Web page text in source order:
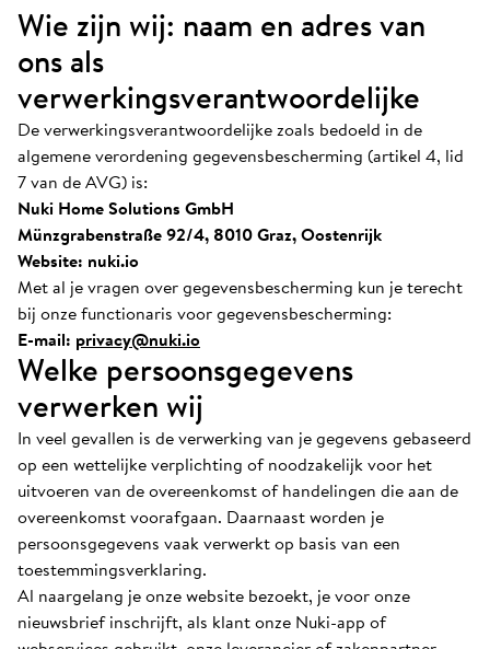
Wie zijn wij: naam en adres van
ons als
verwerkingsverantwoordelijke
De verwerkingsverantwoordelijke zoals bedoeld in de
algemene verordening gegevensbescherming (artikel 4, lid
7 van de AVG) is:
Nuki Home Solutions GmbH
Münzgrabenstraße 92/4, 8010 Graz, Oostenrijk
Website: nuki.io
Met al je vragen over gegevensbescherming kun je terecht
bij onze functionaris voor gegevensbescherming:
E-mail: privacy@nuki.io
Welke persoonsgegevens
verwerken wij
In veel gevallen is de verwerking van je gegevens gebaseerd
op een wettelijke verplichting of noodzakelijk voor het
uitvoeren van de overeenkomst of handelingen die aan de
overeenkomst voorafgaan. Daarnaast worden je
persoonsgegevens vaak verwerkt op basis van een
toestemmingsverklaring.
Al naargelang je onze website bezoekt, je voor onze
nieuwsbrief inschrijft, als klant onze Nuki-app of